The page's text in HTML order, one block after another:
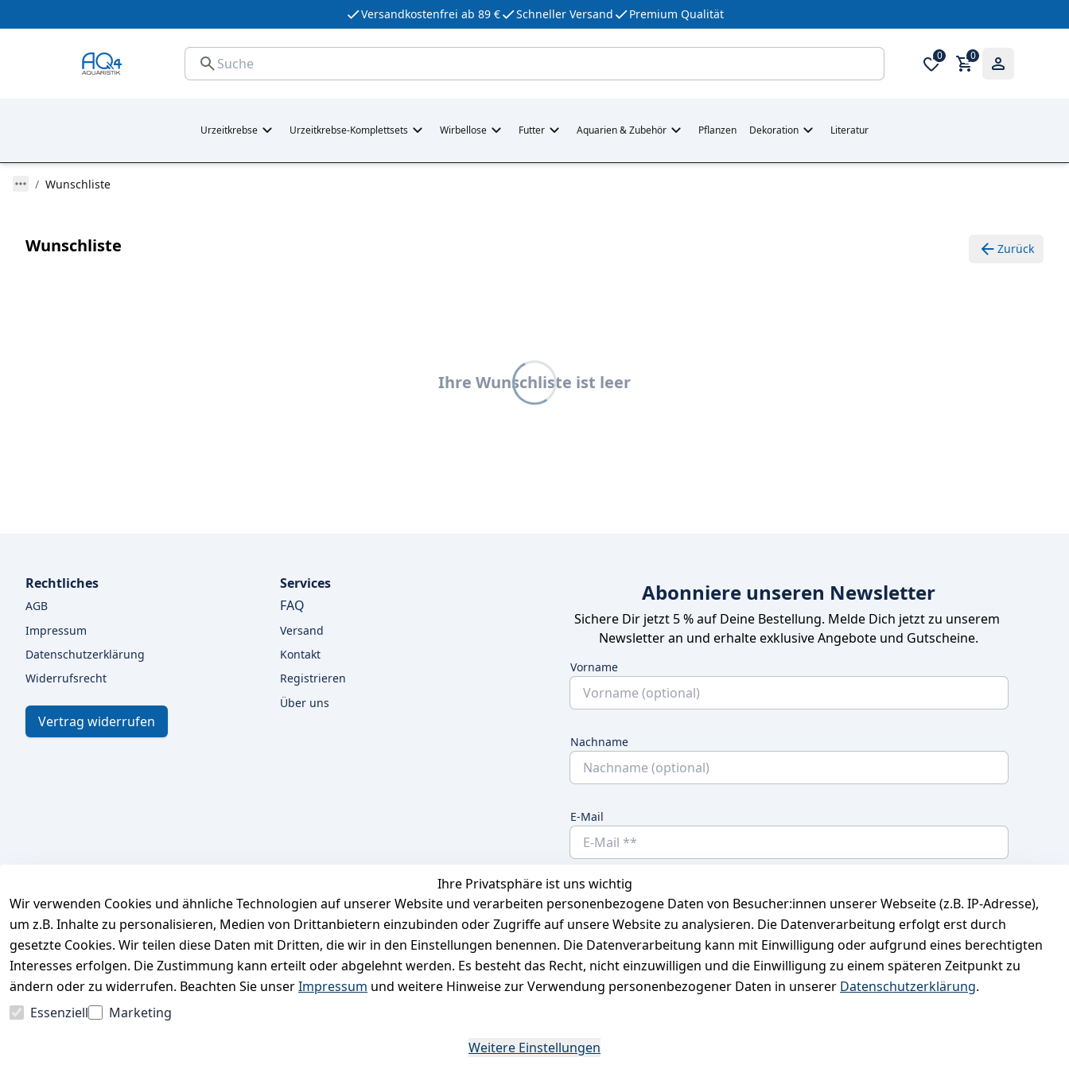
Versandkostenfrei ab 89 € Schneller Versand Premium Qualität
0 0
Urzeitkrebse Urzeitkrebse-Komplettsets Wirbellose Futter Aquarien & Zubehör Pflanzen Dekoration Literatur
Wunschliste
Wunschliste Zurück
Ihre Wunschliste ist leer
Ihre Privatsphäre ist uns wichtig
Wir verwenden Cookies und ähnliche Technologien auf unserer Website und verarbeiten personenbezogene Daten von Besucher:innen unserer Webseite (z.B. IP-Adresse),
um z.B. Inhalte zu personalisieren, Medien von Drittanbietern einzubinden oder Zugriffe auf unsere Website zu analysieren. Die Datenverarbeitung erfolgt erst durch
gesetzte Cookies. Wir teilen diese Daten mit Dritten, die wir in den Einstellungen benennen. Die Datenverarbeitung kann mit Einwilligung oder aufgrund eines berechtigten
Interesses erfolgen. Die Zustimmung kann erteilt oder abgelehnt werden. Es besteht das Recht, nicht einzuwilligen und die Einwilligung zu einem späteren Zeitpunkt zu
ändern oder zu widerrufen. Beachten Sie unserImpressum und weitere Hinweise zur Verwendung personenbezogener Daten in unserer Datenschutzerklärung.
Essenziell
Marketing
Weitere Einstellungen
Rechtliches
AGB
Impressum
Datenschutzerklärung
Widerrufsrecht
Vertrag widerrufen
Services
FAQ
Versand
Kontakt
Registrieren
Über uns
Abonniere unseren Newsletter
Sichere Dir jetzt 5 % auf Deine Bestellung. Melde Dich jetzt zu unserem
Newsletter an und erhalte exklusive Angebote und Gutscheine.
Vorname
Nachname
E-Mail
Ich bestätige hiermit, dass ich die
habe. Ich kann meine Einwilligung jederzeit widerrufen.**
Newsletter abonnieren
** markierte Felder sind erforderlich